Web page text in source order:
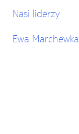
Nasi liderzy
Ewa Marchewka